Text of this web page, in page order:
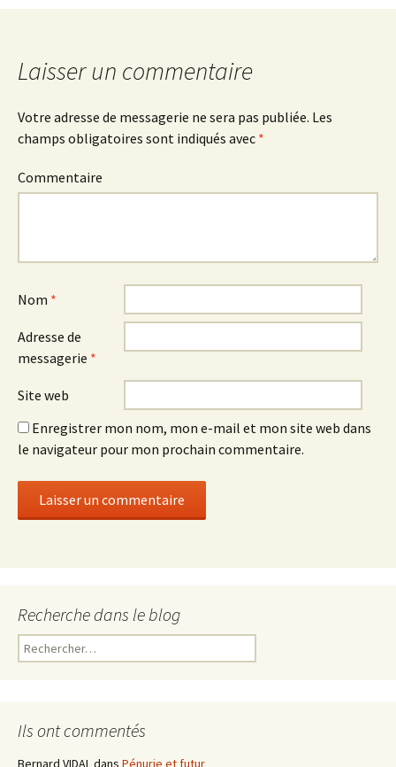
Laisser un commentaire
Votre adresse de messagerie ne sera pas publiée. Les
champs obligatoires sont indiqués avec *
Commentaire
Nom *
Adresse de
messagerie *
Site web
Enregistrer mon nom, mon e-mail et mon site web dans
le navigateur pour mon prochain commentaire.
Recherche dans le blog
R
e
rIls ont commentés
Bernard VIDAL dans Pénurie et futur